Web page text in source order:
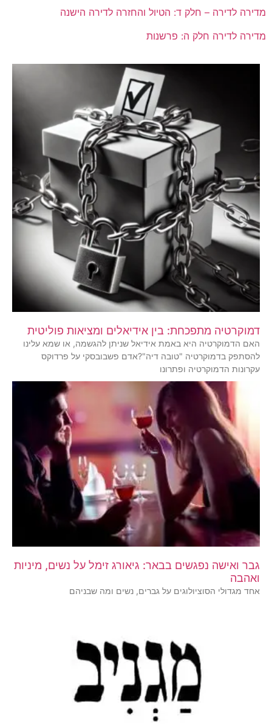
מדירה לדירה – חלק ד: הטיול והחזרה לדירה הישנה
מדירה לדירה חלק ה: פרשנות
דמוקרטיה מתפכחת: בין אידיאלים ומציאות פוליטית
האם הדמוקרטיה היא באמת אידיאל שניתן להגשמה, או שמא עלינו
להסתפק בדמוקרטיה "טובה דיה"?אדם פשבובסקי על פרדוקס
עקרונות הדמוקרטיה ופתרונו
גבר ואישה נפגשים בבאר: גיאורג זימל על נשים, מיניות
ואהבה
אחד מגדולי הסוציולוגים על גברים, נשים ומה שבניהם